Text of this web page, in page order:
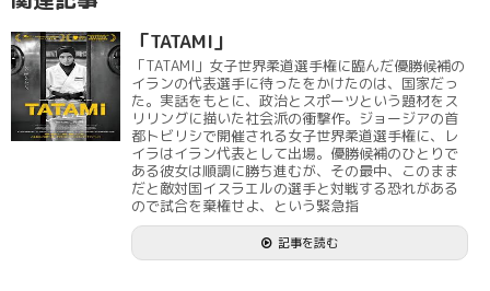
「TATAMI」
「TATAMI」女子世界柔道選手権に臨んだ優勝候補の
イランの代表選手に待ったをかけたのは、国家だっ
た。実話をもとに、政治とスポーツという題材をス
リリングに描いた社会派の衝撃作。ジョージアの首
都トビリシで開催される女子世界柔道選手権に、レ
イラはイラン代表として出場。優勝候補のひとりで
ある彼女は順調に勝ち進むが、その最中、このまま
だと敵対国イスラエルの選手と対戦する恐れがある
ので試合を棄権せよ、という緊急指
記事を読む